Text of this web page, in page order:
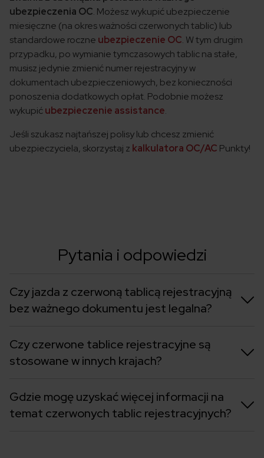
ubezpieczenia OC. Możesz wykupić ubezpieczenie
miesięczne (na okres ważności czerwonych tablic) lub
standardowe roczne ubezpieczenie OC. W tym drugim
przypadku, po wymianie tymczasowych tablic na stałe,
musisz jedynie zmienić numer rejestracyjny w
dokumentach ubezpieczeniowych, bez konieczności
ponoszenia dodatkowych opłat. Podobnie możesz
wykupićubezpieczenie assistance.
Jeśli szukasz najtańszej polisy lub chcesz zmienić
ubezpieczyciela, skorzystaj z kalkulatora OC/AC Punkty!
Pytania i odpowiedzi
Czy jazda z czerwoną tablicą rejestracyjną
bez ważnego dokumentu jest legalna?
Czy czerwone tablice rejestracyjne są
stosowane w innych krajach?
Gdzie mogę uzyskać więcej informacji na
temat czerwonych tablic rejestracyjnych?